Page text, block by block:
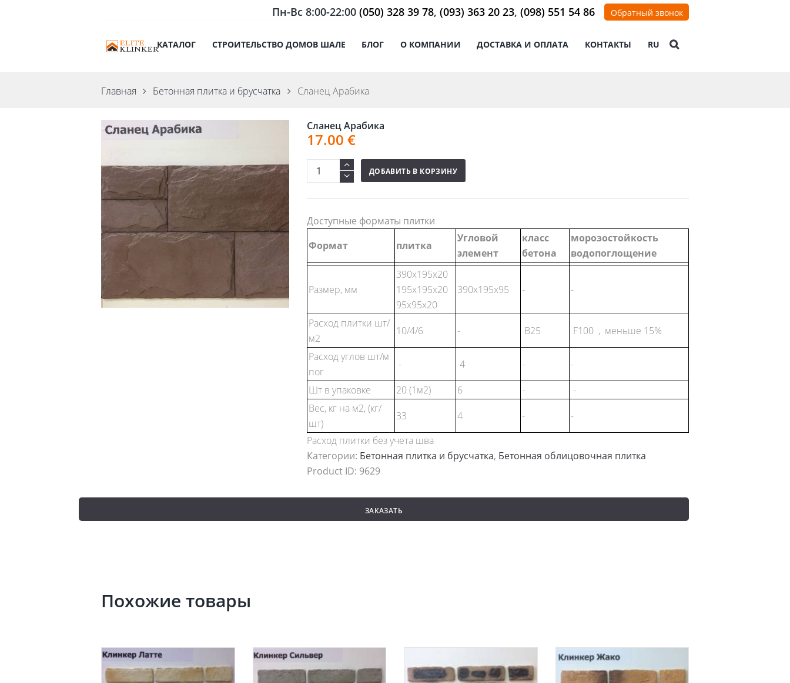
Пн-Вс 8:00-22:00 (050) 328 39 78, (093) 363 20 23, (098) 551 54 86 Обратный звонок
КАТАЛОГ СТРОИТЕЛЬСТВО ДОМОВ ШАЛЕ БЛОГ О КОМПАНИИ ДОСТАВКА И ОПЛАТА КОНТАКТЫ RU
Главная Бетонная плитка и брусчатка Сланец Арабика
Сланец Арабика
17.00 €
ДОБАВИТЬ В КОРЗИНУ
Доступные форматы плитки
Формат
плитка
Угловой
элемент
класс
бетона
морозостойкость
водопоглощение
Размер, мм
390x195x20
195х195х20
95х95х20
390x195x95 - -
Расход плитки шт/
м2
10/4/6 - В25
F100 , меньше 15%
Расход углов шт/м
пог
- 4 -
-
Шт в упаковке
20 (1м2) 6 -
-
Вес, кг на м2, (кг/
шт)
33 4 -
-
Расход плитки без учета шва
Категории: Бетонная плитка и брусчатка, Бетонная облицовочная плитка
Product ID: 9629
ЗАКАЗАТЬ
Похожие товары